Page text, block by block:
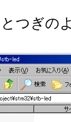
つぎの